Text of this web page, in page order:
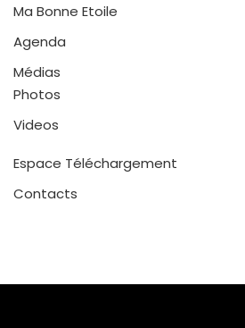
Ma Bonne Etoile
Agenda
Médias
Photos
Videos
Espace Téléchargement
Contacts